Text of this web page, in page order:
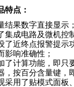
特点：
结果数字直接显示
集成电路及微机控
了近终点报警提示
影响准确性；
了计算功能，即只
，按百分含量键，
采用了贴模式面板